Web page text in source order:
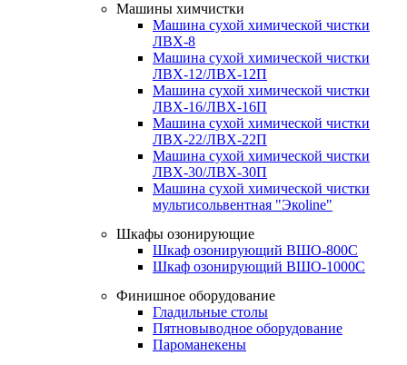
Машины химчистки
Машина сухой химической чистки
ЛВХ-8
Машина сухой химической чистки
ЛВХ-12/ЛВХ-12П
Машина сухой химической чистки
ЛВХ-16/ЛВХ-16П
Машина сухой химической чистки
ЛВХ-22/ЛВХ-22П
Машина сухой химической чистки
ЛВХ-30/ЛВХ-30П
Машина сухой химической чистки
мультисольвентная "Экоline"
Шкафы озонирующие
Шкаф озонирующий ВШО-800С
Шкаф озонирующий ВШО-1000С
Финишное оборудование
Гладильные столы
Пятновыводное оборудование
Пароманекены